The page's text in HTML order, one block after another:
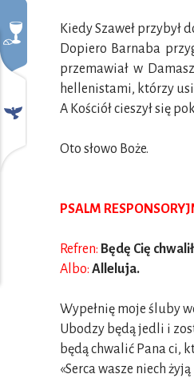
Kiedy Szaweł przybył
Dopiero Barnaba
przemawiał w
hellenistami, którzy
A Kościół cieszył się
Oto słowo Boże.
PSALM
Refren: Będę Cię
Albo: Alleluja.
Wypełnię moje śluby
Ubodzy będą jedli i
będą chwalić Pana ci,
«Serca wasze niech